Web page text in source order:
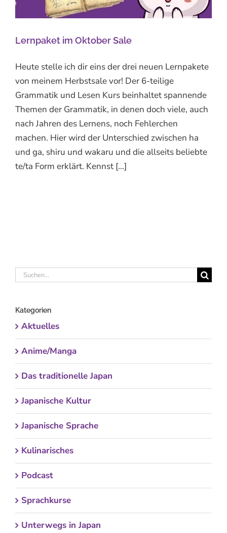
Lernpaket im Oktober Sale
Heute stelle ich dir eins der drei neuen Lernpakete
von meinem Herbstsale vor! Der 6-teilige
Grammatik und Lesen Kurs beinhaltet spannende
Themen der Grammatik, in denen doch viele, auch
nach Jahren des Lernens, noch Fehlerchen
machen. Hier wird der Unterschied zwischen ha
und ga, shiru und wakaru und die allseits beliebte
te/ta Form erklärt. Kennst [...]
Suche
Kategorien
Aktuelles
Anime/Manga
Das traditionelle Japan
Japanische Kultur
Japanische Sprache
Kulinarisches
Podcast
Sprachkurse
Unterwegs in Japan